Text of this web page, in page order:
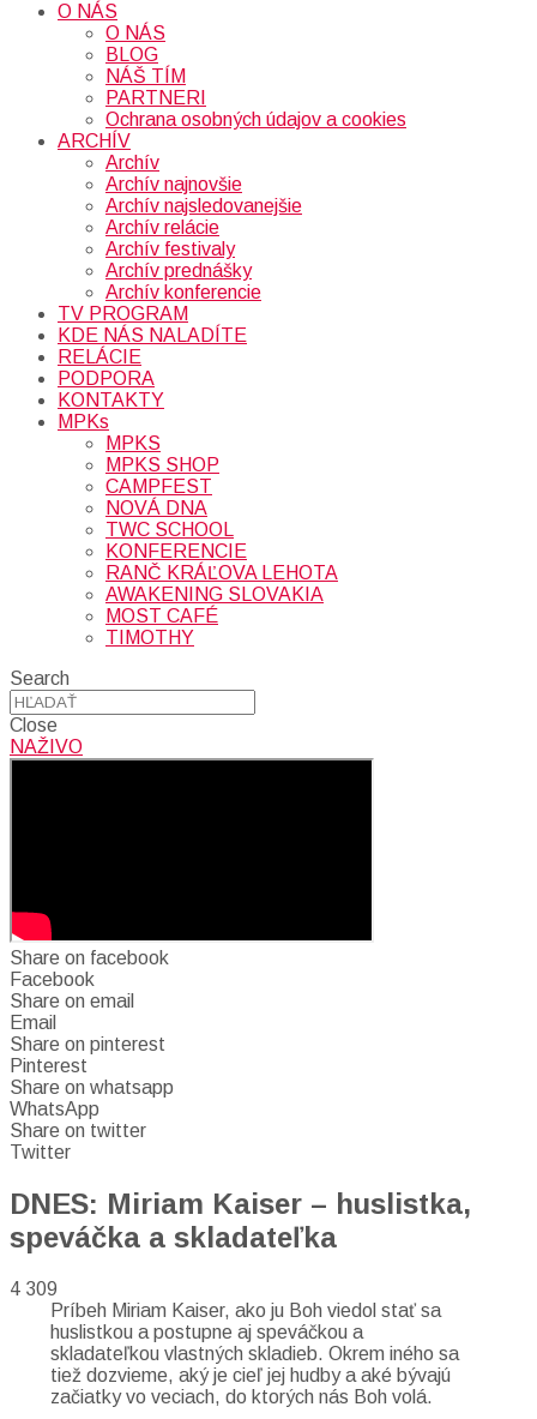
O NÁS
O NÁS
BLOG
NÁŠ TÍM
PARTNERI
Ochrana osobných údajov a cookies
ARCHÍV
Archív
Archív najnovšie
Archív najsledovanejšie
Archív relácie
Archív festivaly
Archív prednášky
Archív konferencie
TV PROGRAM
KDE NÁS NALADÍTE
RELÁCIE
PODPORA
KONTAKTY
MPKs
MPKS
MPKS SHOP
CAMPFEST
NOVÁ DNA
TWC SCHOOL
KONFERENCIE
RANČ KRÁĽOVA LEHOTA
AWAKENING SLOVAKIA
MOST CAFÉ
TIMOTHY
Search
Close
NAŽIVO
Share on facebook
Facebook
Share on email
Email
Share on pinterest
Pinterest
Share on whatsapp
WhatsApp
Share on twitter
Twitter
DNES: Miriam Kaiser – huslistka,
speváčka a skladateľka
4 309
Príbeh Miriam Kaiser, ako ju Boh viedol stať sa
huslistkou a postupne aj speváčkou a
skladateľkou vlastných skladieb. Okrem iného sa
tiež dozvieme, aký je cieľ jej hudby a aké bývajú
začiatky vo veciach, do ktorých nás Boh volá.